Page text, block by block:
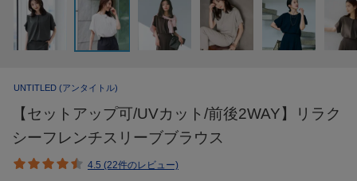
UNTITLED (アンタイトル)
【セットアップ可/UVカット/前後2WAY】リラク
シーフレンチスリーブブラウス
4.5 (22件のレビュー)